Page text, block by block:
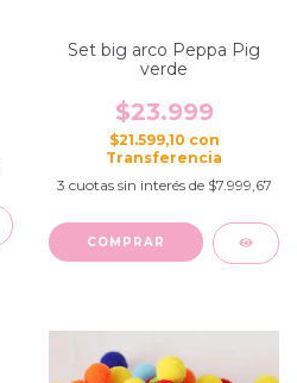
Set big arco Peppa Pig
verde
$23.999
$21.599,10 con
3 cuotas sin interés de $7.999,67